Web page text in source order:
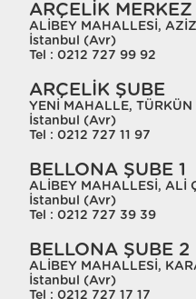
ARÇELİK MERKEZ
ALİBEY MAHALLESİ,
İstanbul (Avr)
Tel : 0212 727 99 92
ARÇELİK ŞUBE
YENİ MAHALLE,
İstanbul (Avr)
Tel : 0212 727 11 97
BELLONA ŞUBE 1
ALİBEY MAHALLESİ, ALİ
İstanbul (Avr)
Tel : 0212 727 39 39
BELLONA ŞUBE 2
ALİBEY MAHALLESİ,
İstanbul (Avr)
Tel : 0212 727 17 17